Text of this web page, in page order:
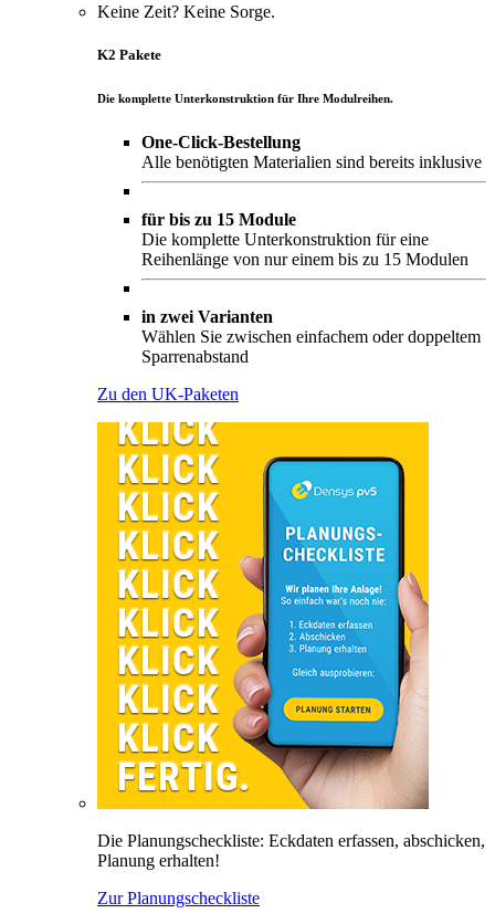
Keine Zeit? Keine Sorge.
K2 Pakete
Die komplette Unterkonstruktion für Ihre Modulreihen.
One-Click-Bestellung
Alle benötigten Materialien sind bereits inklusive
für bis zu 15 Module
Die komplette Unterkonstruktion für eine
Reihenlänge von nur einem bis zu 15 Modulen
in zwei Varianten
Wählen Sie zwischen einfachem oder doppeltem
Sparrenabstand
Zu den UK-Paketen
Die Planungscheckliste: Eckdaten erfassen, abschicken,
Planung erhalten!
Zur Planungscheckliste